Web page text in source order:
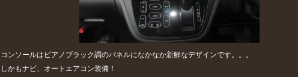
コンソールはピアノブラック調のパネルになかなか新鮮なデザインです。。。
しかもナビ、オートエアコン装備！